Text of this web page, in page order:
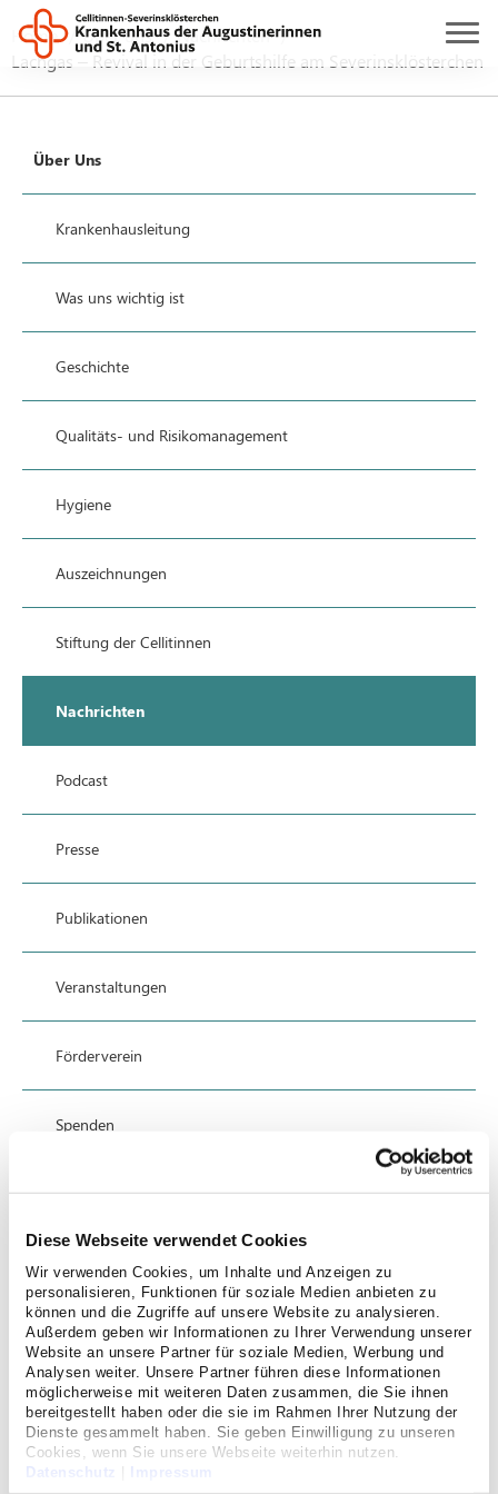
Diese Webseite verwendet Cookies
Wir verwenden Cookies, um Inhalte und Anzeigen zu
personalisieren, Funktionen für soziale Medien anbieten zu
können und die Zugriffe auf unsere Website zu analysieren.
Außerdem geben wir Informationen zu Ihrer Verwendung unserer
Website an unsere Partner für soziale Medien, Werbung und
Analysen weiter. Unsere Partner führen diese Informationen
möglicherweise mit weiteren Daten zusammen, die Sie ihnen
bereitgestellt haben oder die sie im Rahmen Ihrer Nutzung der
Dienste gesammelt haben. Sie geben Einwilligung zu unseren
Cookies, wenn Sie unsere Webseite weiterhin nutzen.
Datenschutz
Impressum
Home Über uns
Nachrichten
Lachgas – Revival in der Geburtshilfe am Severinsklösterchen
Über Uns
Krankenhausleitung
Was uns wichtig ist
Geschichte
Qualitäts- und Risikomanagement
Hygiene
Auszeichnungen
Stiftung der Cellitinnen
Nachrichten
Podcast
Presse
Publikationen
Veranstaltungen
Förderverein
Spenden
Soziales Engagement
Datenschutz
Impressum